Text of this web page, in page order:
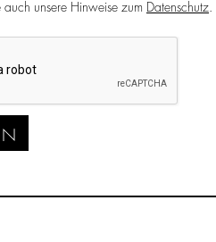
auch unsere Hinweise zum Datenschutz